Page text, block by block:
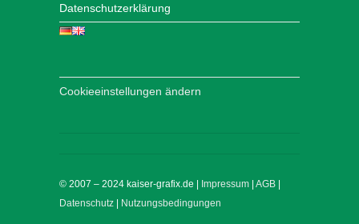
Datenschutzerklärung
Cookieeinstellungen ändern
© 2007 – 2024 kaiser-grafix.de | Impressum | AGB |
Datenschutz | Nutzungsbedingungen